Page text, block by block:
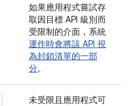
如果應用程式嘗試存
取因目標 API 級別而
受限制的介面，系統
運作時會將該 API 視
為封鎖清單的一部
分。
未受限且應用程式可